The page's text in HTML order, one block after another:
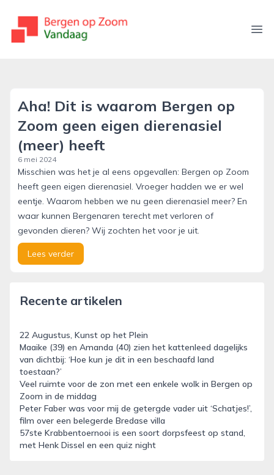
bergenopzoomvandaag.nl
Aha! Dit is waarom Bergen op
Zoom geen eigen dierenasiel
(meer) heeft
6 mei 2024
Misschien was het je al eens opgevallen: Bergen op Zoom
heeft geen eigen dierenasiel. Vroeger hadden we er wel
eentje. Waarom hebben we nu geen dierenasiel meer? En
waar kunnen Bergenaren terecht met verloren of
gevonden dieren? Wij zochten het voor je uit.
Lees verder
Recente artikelen
22 Augustus, Kunst op het Plein
Maaike (39) en Amanda (40) zien het kattenleed dagelijks
van dichtbij: ‘Hoe kun je dit in een beschaafd land
toestaan?’
Veel ruimte voor de zon met een enkele wolk in Bergen op
Zoom in de middag
Peter Faber was voor mij de getergde vader uit ‘Schatjes!’,
film over een belegerde Bredase villa
57ste Krabbentoernooi is een soort dorpsfeest op stand,
met Henk Dissel en een quiz night